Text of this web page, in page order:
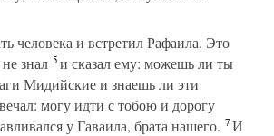
человека и встретил Рафаила. Это
знал 5и сказал ему: можешь ли ты
Мидийские и знаешь ли эти
могу идти с тобою и дорогу
у Гаваила, брата нашего. 7И